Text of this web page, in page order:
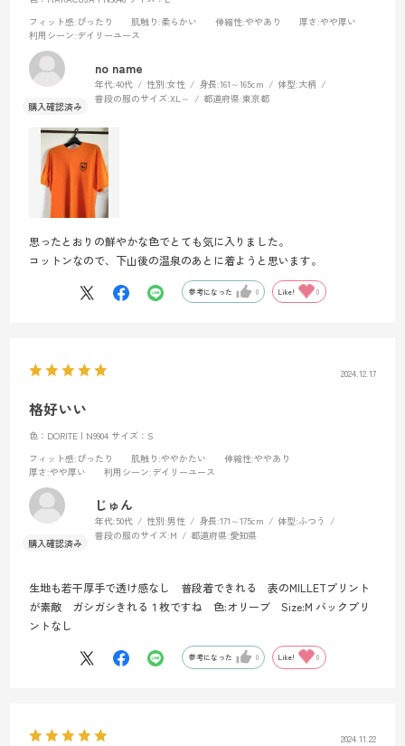
フィット感:ぴったり 肌触り :柔らかい 伸縮性:ややあり 厚さ:やや厚い
利用シーン:デイリーユース
no name
年代:40代 性別:女性 身長:161～165cm 体型:大柄
普段の服のサイズ:XL～ 都道府県:東京都
思ったとおりの鮮やかな色でとても気に入りました。
コットンなので、下山後の温泉のあとに着ようと思います。
参考になった 0 Like! 0
2024.12.17
格好いい
色：DORITE | N9904 サイズ：S
フィット感:ぴったり 肌触り :ややかたい 伸縮性:ややあり
厚さ:やや厚い 利用シーン:デイリーユース
じゅん
年代:50代 性別:男性 身長:171～175cm 体型:ふつう
普段の服のサイズ:M 都道府県:愛知県
生地も若干厚手で透け感なし 普段着できれる 表のMILLETプリント
が素敵 ガシガシきれる１枚ですね 色:オリーブ Size:M バックプリ
ントなし
参考になった 0 Like! 0
2024.11.22